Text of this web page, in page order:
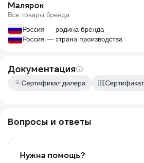
Малярок
Все товары бренда
Россия — родина бренда
Россия — страна производства
Документация
Сертификат дилера
Вопросы и ответы
Нужна помощь?